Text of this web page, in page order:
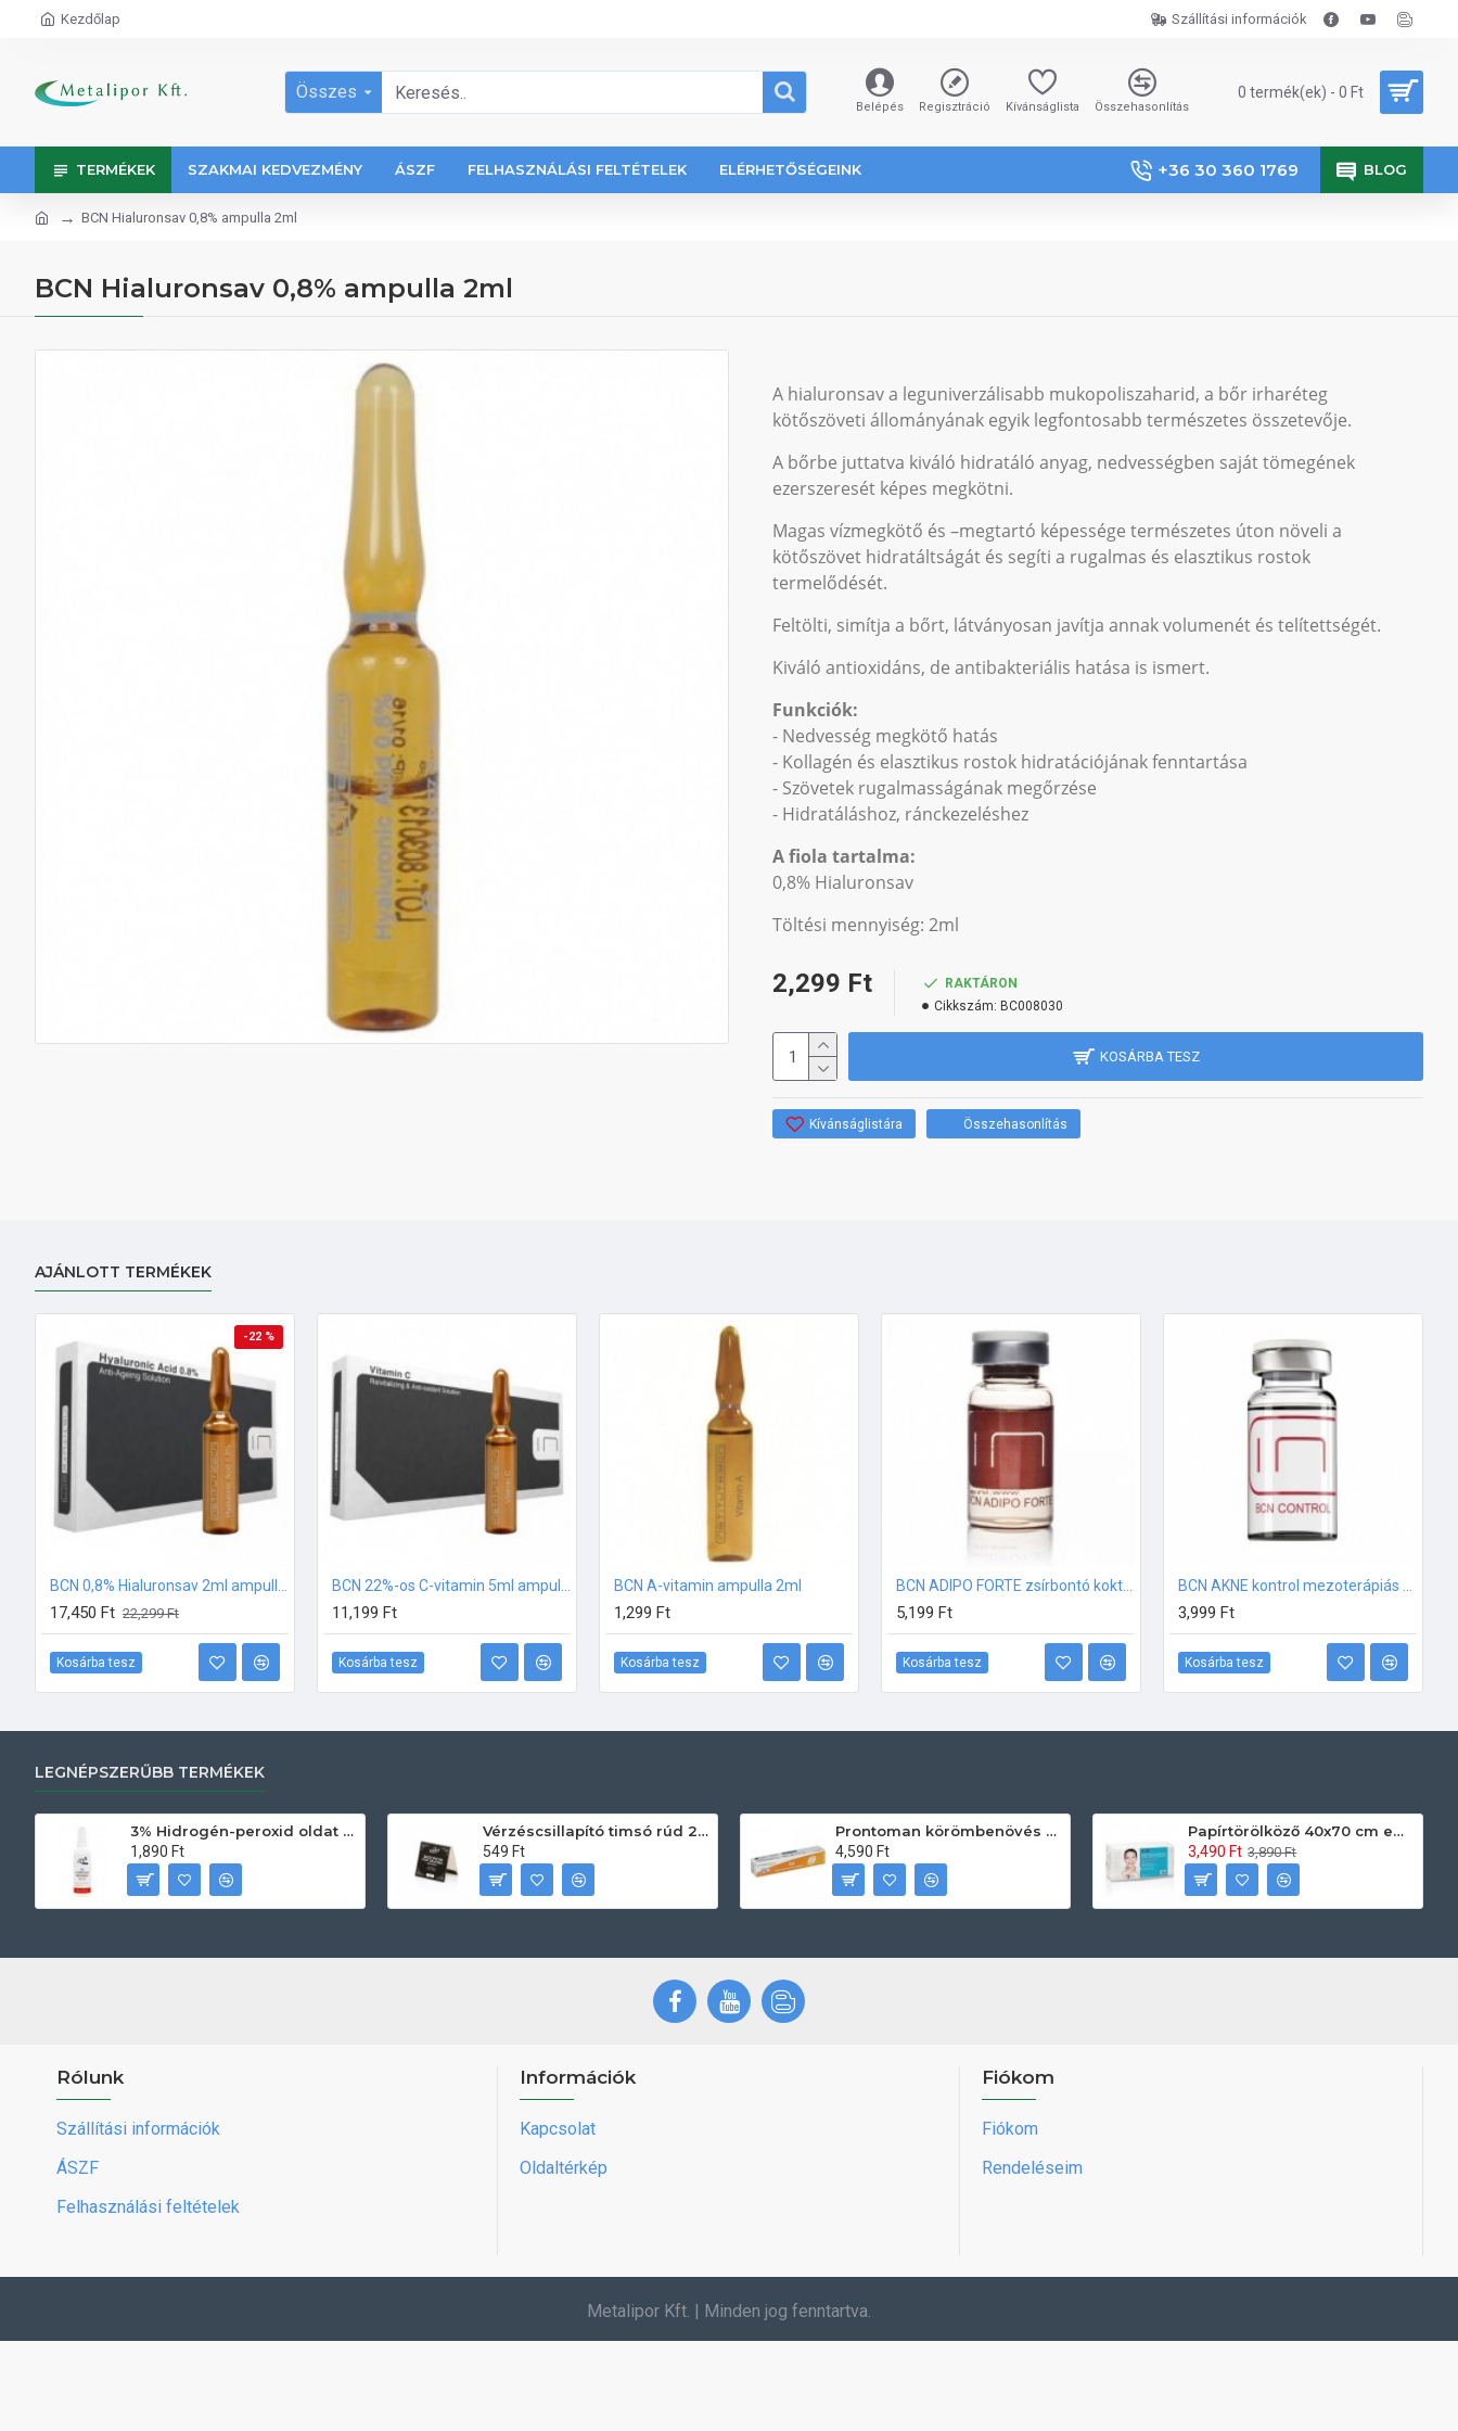
Kezdőlap Szállítási információk
Összes
Belépés Regisztráció Kívánságlista Összehasonlítás
0 termék(ek) - 0 Ft
TERMÉKEK SZAKMAI KEDVEZMÉNY ÁSZF FELHASZNÁLÁSI FELTÉTELEK ELÉRHETŐSÉGEINK +36 30 360 1769 BLOG
BCN Hialuronsav 0,8% ampulla 2ml
BCN Hialuronsav 0,8% ampulla 2ml
A hialuronsav a leguniverzálisabb mukopoliszaharid, a bőr irharéteg
kötőszöveti állományának egyik legfontosabb természetes összetevője.
A bőrbe juttatva kiváló hidratáló anyag, nedvességben saját tömegének
ezerszeresét képes megkötni.
Magas vízmegkötő és –megtartó képessége természetes úton növeli a
kötőszövet hidratáltságát és segíti a rugalmas és elasztikus rostok
termelődését.
Feltölti, simítja a bőrt, látványosan javítja annak volumenét és telítettségét.
Kiváló antioxidáns, de antibakteriális hatása is ismert.
Funkciók:
- Nedvesség megkötő hatás
- Kollagén és elasztikus rostok hidratációjának fenntartása
- Szövetek rugalmasságának megőrzése
- Hidratáláshoz, ránckezeléshez
A fiola tartalma:
0,8% Hialuronsav
Töltési mennyiség: 2ml
2,299 Ft
RAKTÁRON
Cikkszám: BC008030
KOSÁRBA TESZ
Kívánságlistára Összehasonlítás
AJÁNLOTT TERMÉKEK
-22 %
17,450 Ft 22,299 Ft
Kosárba tesz
11,199 Ft
Kosárba tesz
BCN A-vitamin ampulla 2ml
1,299 Ft
Kosárba tesz
5,199 Ft
Kosárba tesz
3,999 Ft
Kosárba tesz
LEGNÉPSZERŰBB TERMÉKEK
3% Hidrogén-peroxid oldat (sebfertőtlenítő) 100ml
1,890 Ft
Vérzéscsillapító timsó rúd 20db
549 Ft
Prontoman körömbenövés kezelő gél tamponáláshoz 20 ml
4,590 Ft
Papírtörölköző 40x70 cm egyszerhasználatos 60db/csomag
3,490 Ft 3,890 Ft
Rólunk
Szállítási információk
ÁSZF
Felhasználási feltételek
Információk
Kapcsolat
Oldaltérkép
Fiókom
Fiókom
Rendeléseim
Metalipor Kft. | Minden jog fenntartva.